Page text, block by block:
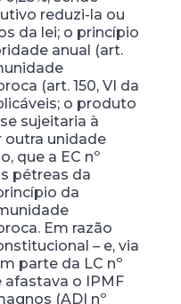
reduzi-la ou
da lei; o princípio
anual (art.
(art. 150, VI da
o produto
sujeitaria à
outra unidade
que a EC nº
pétreas da
da
Em razão
– e, via
parte da LC nº
afastava o IPMF
(ADI nº